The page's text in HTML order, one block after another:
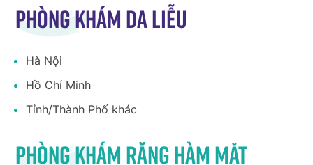
Phòng khám da liễu
Hà Nội
Hồ Chí Minh
Tỉnh/Thành Phố khác
Phòng khám răng hàm mặt